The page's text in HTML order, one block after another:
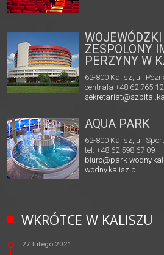
ZESPOLONY
PERZYNY W
62-800 Kalisz, ul.
centrala +48 62 765 12
AQUA PARK
62-800 Kalisz, ul.
tel. +48 62 598 67 09
biuro@park-
wodny.kalisz.pl
WKRÓTCE W KALISZU
27 lutego 2021